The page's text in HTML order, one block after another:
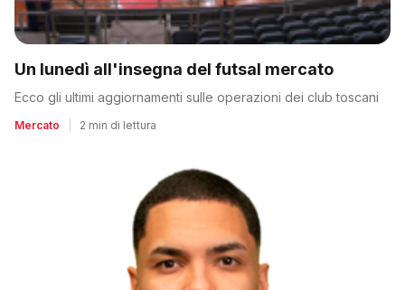
Un lunedì all'insegna del futsal mercato
Ecco gli ultimi aggiornamenti sulle operazioni dei club toscani
Mercato 2 min di lettura